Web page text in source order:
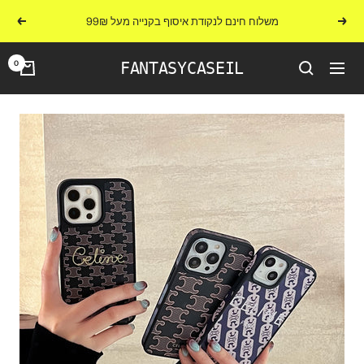
לתוכןהקודם משלוח חינם לנקודת איסוף בקנייה מעל 99₪ הבא
ניווט FANTASYCASEIL
0